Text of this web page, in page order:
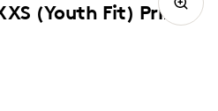
(Youth Fit) Prizm